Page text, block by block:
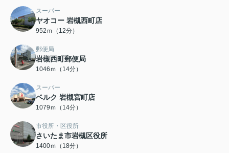
スーパー
ヤオコー 岩槻西町店
952ｍ（12分）
郵便局
岩槻西町郵便局
1046ｍ（14分）
スーパー
ベルク 岩槻宮町店
1079ｍ（14分）
市役所・区役所
さいたま市岩槻区役所
1400ｍ（18分）